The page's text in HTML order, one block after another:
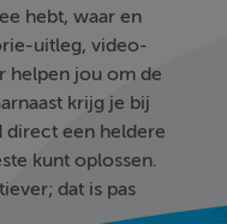
hebt, waar en
uitleg, video-
helpen jou om de
krijg je bij
een heldere
kunt oplossen.
dat is pas